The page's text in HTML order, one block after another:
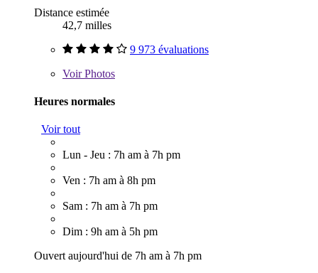
Distance estimée
42,7 milles
9 973 évaluations
VoirPhotos
Heures normales
Voir tout
Lun - Jeu : 7h am à 7h pm
Ven : 7h am à 8h pm
Sam : 7h am à 7h pm
Dim : 9h am à 5h pm
Ouvert aujourd'hui de 7h am à 7h pm